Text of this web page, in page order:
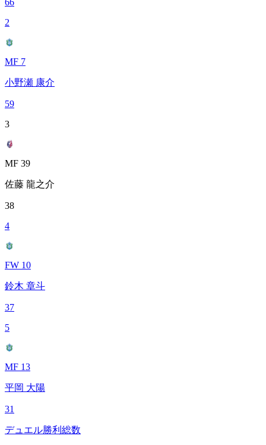
66
2
MF 7
小野瀬 康介
59
3
MF 39
佐藤 龍之介
38
4
FW 10
鈴木 章斗
37
5
MF 13
平岡 大陽
31
デュエル勝利総数